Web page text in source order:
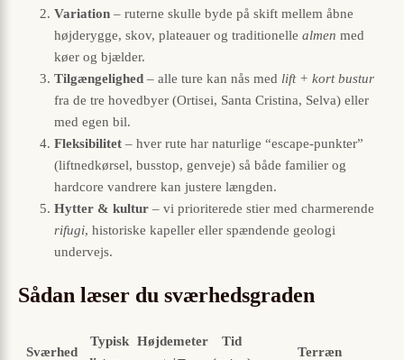
Variation – ruterne skulle byde på skift mellem åbne
højderygge, skov, plateauer og traditionelle almen med
køer og bjælder.
Tilgængelighed – alle ture kan nås med lift + kort bustur
fra de tre hovedbyer (Ortisei, Santa Cristina, Selva) eller
med egen bil.
Fleksibilitet – hver rute har naturlige “escape-punkter”
(liftnedkørsel, busstop, genveje) så både familier og
hardcore vandrere kan justere længden.
Hytter & kultur – vi prioriterede stier med charmerende
rifugi, historiske kapeller eller spændende geologi
undervejs.
Sådan læser du sværhedsgraden
Sværhed
Typisk Højdemeter
Tid
Terræn